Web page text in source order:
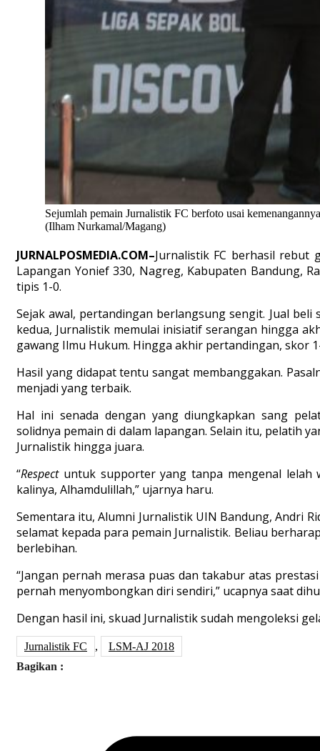
Sejumlah pemain Jurnalistik FC berfoto usai
(Ilham Nurkamal/Magang)
JURNALPOSMEDIA.COM–Jurnalistik FC berhasil rebut
Lapangan Yonief 330, Nagreg, Kabupaten Bandung,
tipis 1-0.
Sejak awal, pertandingan berlangsung sengit. Jual
kedua, Jurnalistik memulai inisiatif serangan hingga
gawang Ilmu Hukum. Hingga akhir pertandingan, skor
Hasil yang didapat tentu sangat membanggakan.
menjadi yang terbaik.
Hal ini senada dengan yang diungkapkan sang
solidnya pemain di dalam lapangan. Selain itu, pelatih
Jurnalistik hingga juara.
“Respectuntuk supporter yang tanpa mengenal lelah
kalinya, Alhamdulillah,” ujarnya haru.
Sementara itu, Alumni Jurnalistik UIN Bandung, Andri
selamat kepada para pemain Jurnalistik. Beliau
berlebihan.
“Jangan pernah merasa puas dan takabur atas
pernah menyombongkan diri sendiri,” ucapnya saat
Dengan hasil ini, skuad Jurnalistik sudah mengoleksi
Jurnalistik FC ,
LSM-AJ 2018
Bagikan :